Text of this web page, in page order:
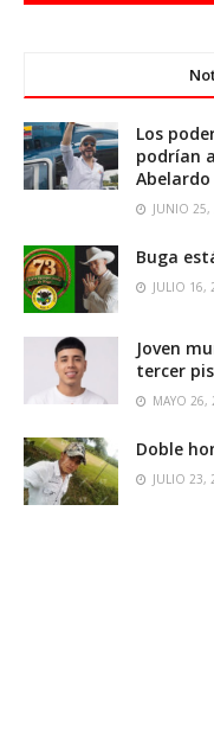
Los
podrían
Abelardo
JUNIO 25,
Buga
JULIO 16,
Joven
tercer
MAYO 26,
Doble
JULIO 23,